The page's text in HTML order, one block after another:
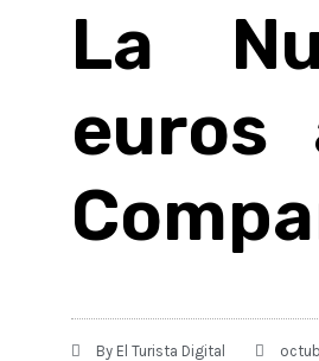
La
euros
By El Turista Digital